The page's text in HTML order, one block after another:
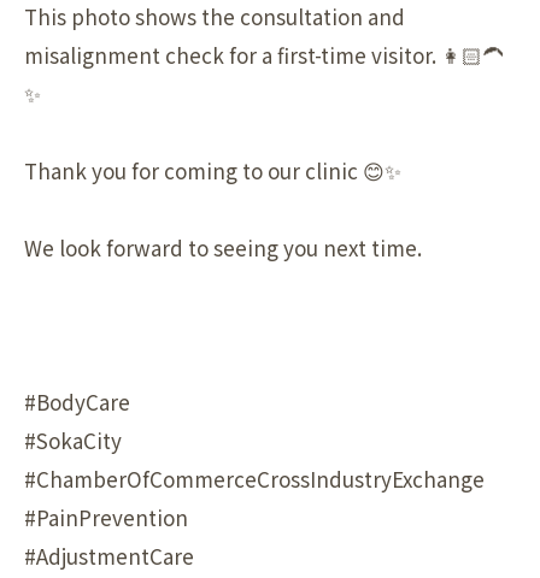
This photo shows the consultation and
misalignment check for a first-time visitor. 👩🏻‍🦱
✨
Thank you for coming to our clinic 😊✨
We look forward to seeing you next time.
#BodyCare
#SokaCity
#ChamberOfCommerceCrossIndustryExchange
#PainPrevention
#AdjustmentCare